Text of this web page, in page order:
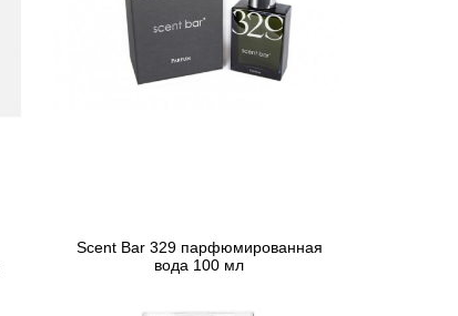
Scent Bar 329 парфюмированная
вода 100 мл